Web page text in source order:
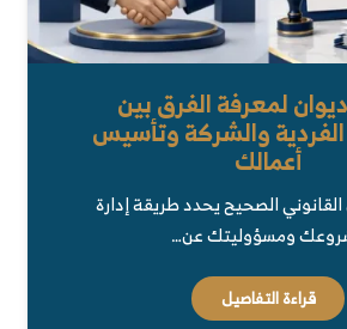
لمعرفة الفرق بين
والشركة وتأسيس
أعمالك
الصحيح يحدد طريقة إدارة
ومسؤوليتك عن…
قراءة التفاصيل